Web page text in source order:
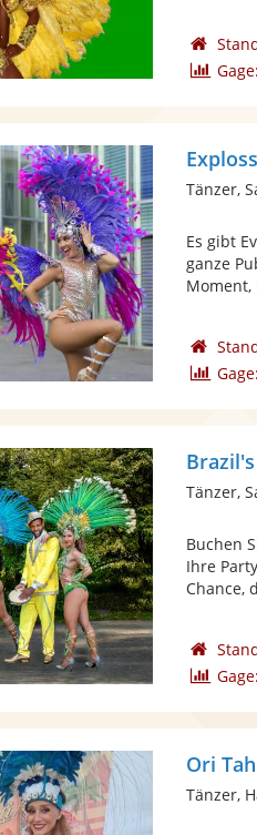
Gage:
Tänzer,
Es gibt
ganze
Gage:
Tänzer,
Buchen
Ihre
Chance,
Gage:
Ori
Tänzer,